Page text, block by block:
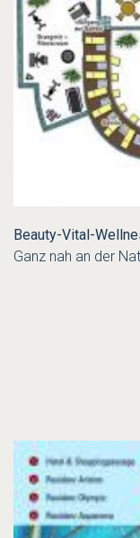
Beauty-Vital-
Ganz nah an der